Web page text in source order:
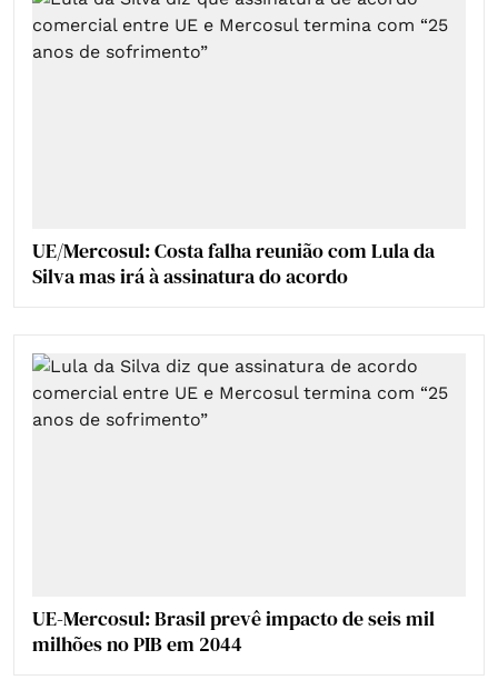
UE/Mercosul: Costa falha reunião com Lula da
Silva mas irá à assinatura do acordo
UE-Mercosul: Brasil prevê impacto de seis mil
milhões no PIB em 2044